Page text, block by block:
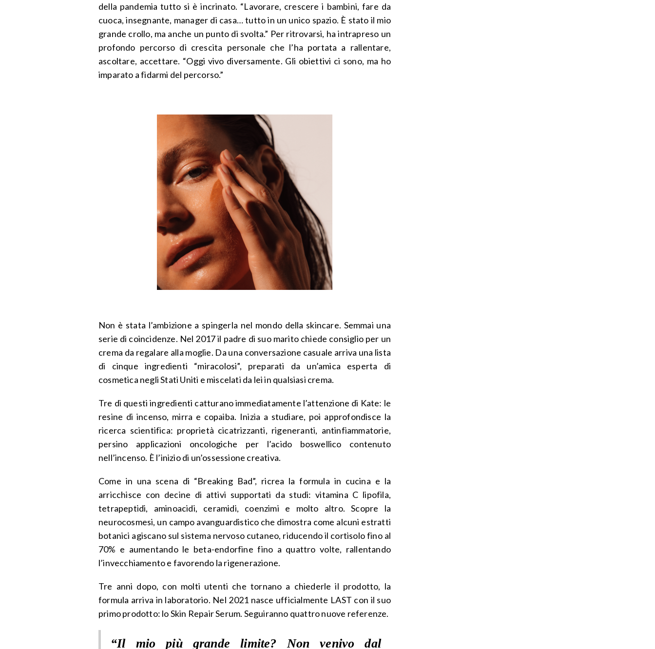
della pandemia tutto si è incrinato. “Lavorare, crescere i bambini, fare da
cuoca, insegnante, manager di casa… tutto in un unico spazio. È stato il mio
grande crollo, ma anche un punto di svolta.” Per ritrovarsi, ha intrapreso un
profondo percorso di crescita personale che l’ha portata a rallentare,
ascoltare, accettare. “Oggi vivo diversamente. Gli obiettivi ci sono, ma ho
imparato a fidarmi del percorso.”
Non è stata l’ambizione a spingerla nel mondo della skincare. Semmai una
serie di coincidenze. Nel 2017 il padre di suo marito chiede consiglio per un
crema da regalare alla moglie. Da una conversazione casuale arriva una lista
di cinque ingredienti “miracolosi”, preparati da un’amica esperta di
cosmetica negli Stati Uniti e miscelati da lei in qualsiasi crema.
Tre di questi ingredienti catturano immediatamente l’attenzione di Kate: le
resine di incenso, mirra e copaiba. Inizia a studiare, poi approfondisce la
ricerca scientifica: proprietà cicatrizzanti, rigeneranti, antinfiammatorie,
persino applicazioni oncologiche per l’acido boswellico contenuto
nell’incenso. È l’inizio di un’ossessione creativa.
Come in una scena di “Breaking Bad”, ricrea la formula in cucina e la
arricchisce con decine di attivi supportati da studi: vitamina C lipofila,
tetrapeptidi, aminoacidi, ceramidi, coenzimi e molto altro. Scopre la
neurocosmesi, un campo avanguardistico che dimostra come alcuni estratti
botanici agiscano sul sistema nervoso cutaneo, riducendo il cortisolo fino al
70% e aumentando le beta-endorfine fino a quattro volte, rallentando
l’invecchiamento e favorendo la rigenerazione.
Tre anni dopo, con molti utenti che tornano a chiederle il prodotto, la
formula arriva in laboratorio. Nel 2021 nasce ufficialmente LAST con il suo
primo prodotto: lo Skin Repair Serum. Seguiranno quattro nuove referenze.
“Il mio più grande limite? Non venivo dal